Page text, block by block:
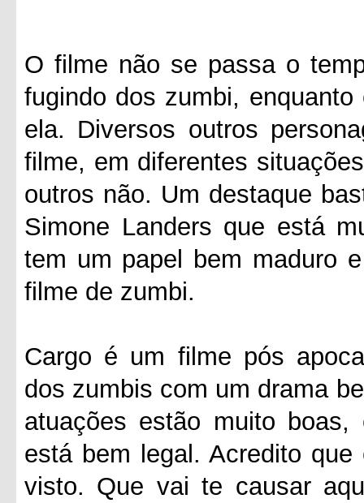
O filme não se passa o
fugindo dos zumbi,
ela. Diversos outros
filme, em diferentes
outros não. Um destaque
Simone Landers que está
tem um papel bem maduro
filme de zumbi.
Cargo é um filme pós
dos zumbis com um drama
atuações estão muito
está bem legal. Acredito
visto. Que vai te causar